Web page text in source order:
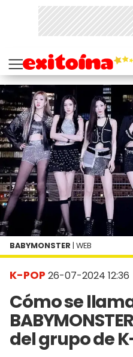
K-POP 26-07-2024 12:36
Cómo se
del grupo de
BABYMONSTER | WEB